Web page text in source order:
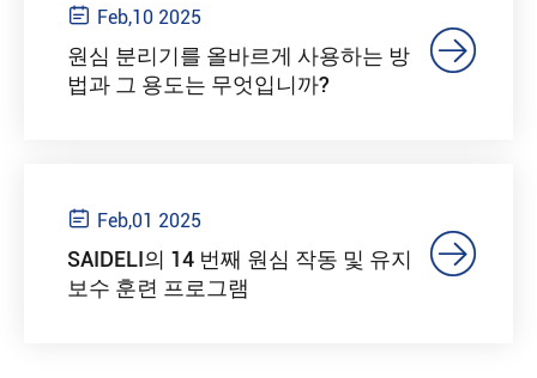
 Feb,10 2025
원심 분리기를 올바르게 사용하는 방
법과 그 용도는 무엇입니까?

 Feb,01 2025
SAIDELI의 14 번째 원심 작동 및 유지
보수 훈련 프로그램
